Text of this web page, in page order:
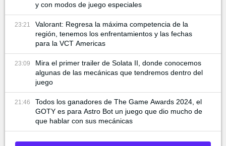
y con modos de juego especiales
23:21
Valorant: Regresa la máxima competencia de la
región, tenemos los enfrentamientos y las fechas
para la VCT Americas
23:09
Mira el primer trailer de Solata II, donde conocemos
algunas de las mecánicas que tendremos dentro del
juego
21:46
Todos los ganadores de The Game Awards 2024, el
GOTY es para Astro Bot un juego que dio mucho de
que hablar con sus mecánicas